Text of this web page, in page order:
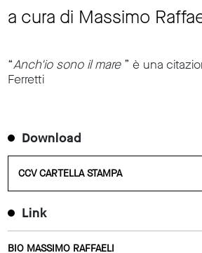
a cura di Massimo
“Anch'io sono il mare” è una
Ferretti
Download
CCV CARTELLA STAMPA
Link
BIO MASSIMO RAFFAELI